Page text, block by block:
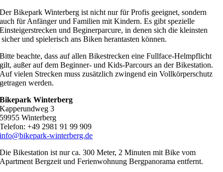
Der Bikepark Winterberg ist nicht nur für Profis geeignet, sondern
auch für Anfänger und Familien mit Kindern. Es gibt spezielle
Einsteigerstrecken und Beginerparcure, in denen sich die kleinsten
sicher und spielerisch ans Biken herantasten können.
Bitte beachte, dass auf allen Bikestrecken eine Fullface-Helmpflicht
gilt, außer auf dem Beginner- und Kids-Parcours an der Bikestation.
Auf vielen Strecken muss zusätzlich zwingend ein Vollkörperschutz
getragen werden.
Bikepark Winterberg
Kapperundweg 3
59955 Winterberg
Telefon: +49 2981 91 99 909
info@bikepark-winterberg.de
Die Bikestation ist nur ca. 300 Meter, 2 Minuten mit Bike vom
Apartment Bergzeit und Ferienwohnung Bergpanorama entfernt.